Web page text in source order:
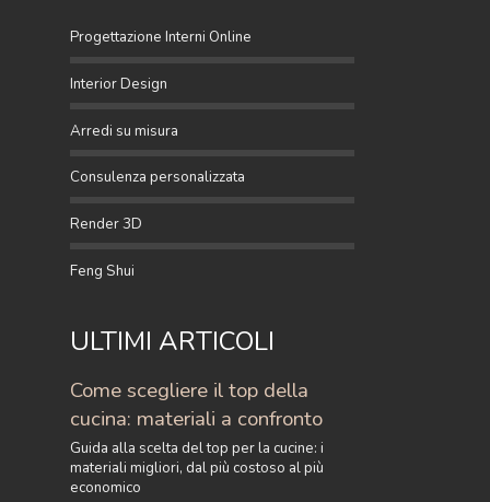
Progettazione Interni Online
Interior Design
Arredi su misura
Consulenza personalizzata
Render 3D
Feng Shui
ULTIMI ARTICOLI
Come scegliere il top della
cucina: materiali a confronto
Guida alla scelta del top per la cucine: i
materiali migliori, dal più costoso al più
economico